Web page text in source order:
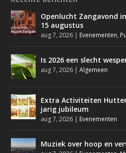
Openlucht Zangavond
15 augustus
aug 7, 2026 | Evenementen,
Is 2026 een slecht
aug 7, 2026 |Algemeen
Extra Activiteiten
jarig jubileum
aug 7, 2026 | Evenementen
Muziek over hoop en